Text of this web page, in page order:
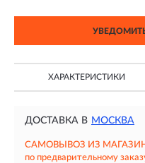
ХАРАКТЕРИСТИКИ
ДОСТАВКА В МОСКВА
САМОВЫВОЗ ИЗ
по предварительному